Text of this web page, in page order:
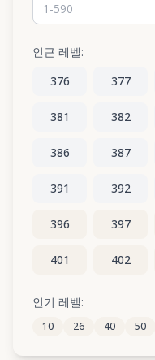
인근 레벨:
376
377
381 382
386 387
391 392
396 397
401 402
406
411 412
인기 레벨:
10 26 40 50